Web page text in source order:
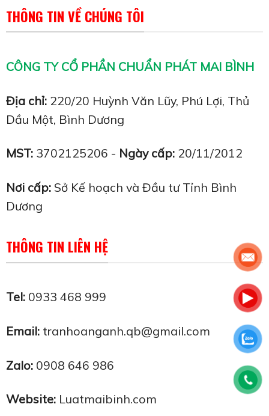
THÔNG TIN VỀ CHÚNG TÔI
CÔNG TY CỔ PHẦN CHUẨN PHÁT MAI BÌNH
Địa chỉ: 220/20 Huỳnh Văn Lũy, Phú Lợi, Thủ
Dầu Một, Bình Dương
MST: 3702125206 - Ngày cấp: 20/11/2012
Nơi cấp: Sở Kế hoạch và Đầu tư Tỉnh Bình
Dương
THÔNG TIN LIÊN HỆ
Tel: 0933 468 999
Email: tranhoanganh.qb@gmail.com
Zalo: 0908 646 986
Website: Luatmaibinh.com